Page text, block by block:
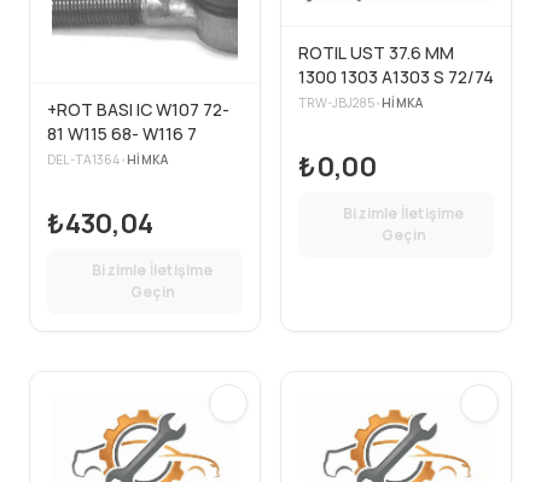
+ROT BASI IC W107 72-
81 W115 68- W116 7
DEL-TA1364• HIMKA
₺430,04
Bizimle İletişime
Geçin
ROTIL UST 37.6 MM
1300 1303 A1303 S 72/74
TRW-JBJ285• HIMKA
₺0,00
Bizimle İletişime
Geçin